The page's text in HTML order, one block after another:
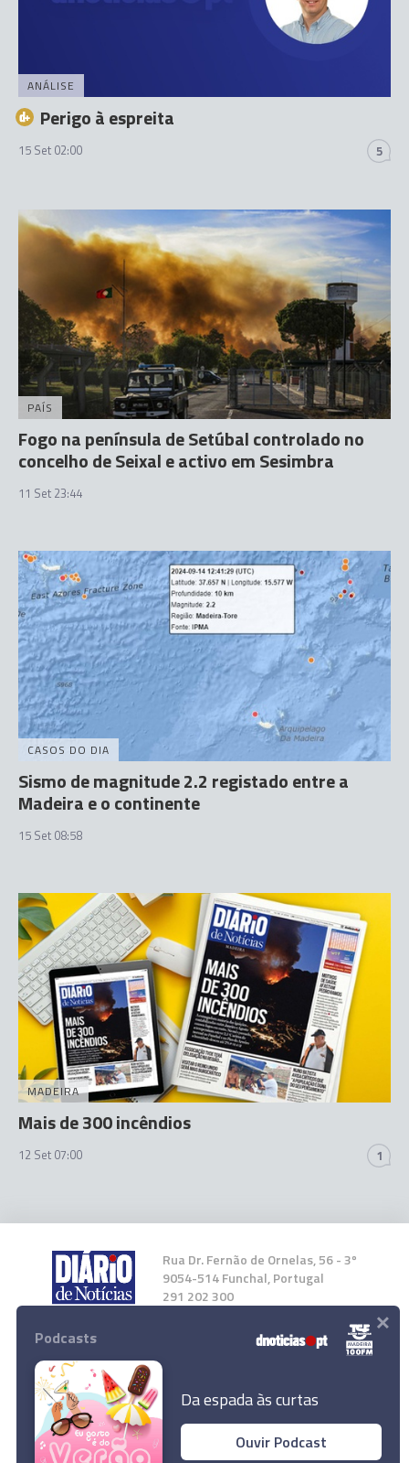
ANÁLISE
Perigo à espreita
15 Set 02:00 5
PAÍS
Fogo na península de Setúbal controlado no
concelho de Seixal e activo em Sesimbra
11 Set 23:44
CASOS DO DIA
Sismo de magnitude 2.2 registado entre a
Madeira e o continente
15 Set 08:58
MADEIRA
Mais de 300 incêndios
12 Set 07:00 1
Rua Dr. Fernão de Ornelas, 56 - 3º
9054-514 Funchal, Portugal
291 202 300
Instale a nossa App
Podcasts
Da espada às curtas
Ouvir Podcast
×